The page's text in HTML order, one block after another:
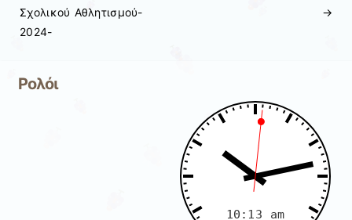
Σχολικού Αθλητισμού-
2024-
→
Ρολόι